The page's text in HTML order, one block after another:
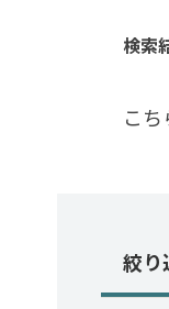
検索
こ
絞り